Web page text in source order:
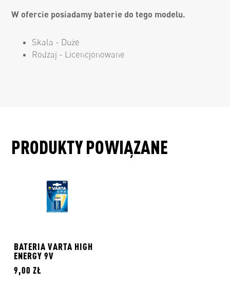
W ofercie posiadamy baterie do tego modelu.
Skala - Duże
Rodzaj - Licencjonowane
PRODUKTY POWIĄZANE
BATERIA VARTA HIGH
ENERGY 9V
9,00 ZŁ